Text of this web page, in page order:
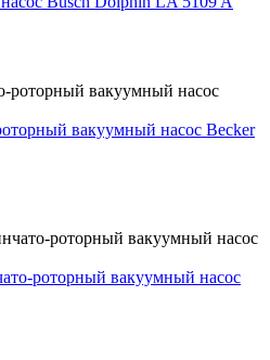
вакуумный насос Becker
роторный вакуумный насос